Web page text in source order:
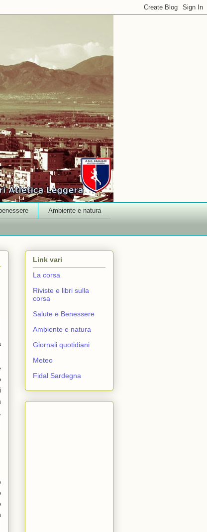
Ambiente e natura
Link vari
La corsa
Riviste e libri sulla
corsa
Salute e Benessere
Ambiente e natura
Giornali quotidiani
Meteo
Fidal Sardegna